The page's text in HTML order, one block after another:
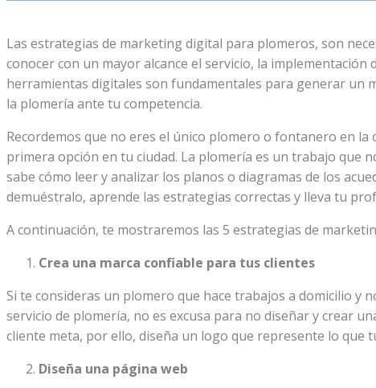
Las estrategias de marketing digital para plomeros, son
conocer con un mayor alcance el servicio, la implementación
herramientas digitales son fundamentales para generar un
la plomería ante tu competencia.
Recordemos que no eres el único plomero o fontanero en
primera opción en tu ciudad. La plomería es un trabajo que
sabe cómo leer y analizar los planos o diagramas de los
demuéstralo, aprende las estrategias correctas y lleva tu
A continuación, te mostraremos las 5 estrategias de
Crea una marca confiable para tus clientes
Si te consideras un plomero que hace trabajos a domicilio y
servicio de plomería, no es excusa para no diseñar y crear
cliente meta, por ello, diseña un logo que represente lo que
Diseña una página web